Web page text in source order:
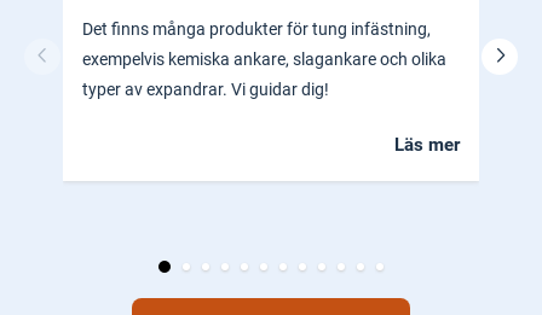
Det finns många produkter för tung infästning,
exempelvis kemiska ankare, slagankare och olika
typer av expandrar. Vi guidar dig!
Läs mer